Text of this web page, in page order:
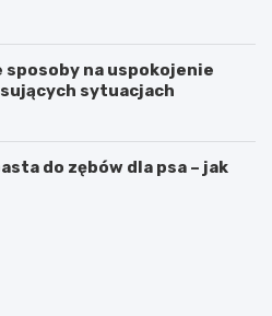
sposoby na uspokojenie
sytuacjach
do zębów dla psa – jak